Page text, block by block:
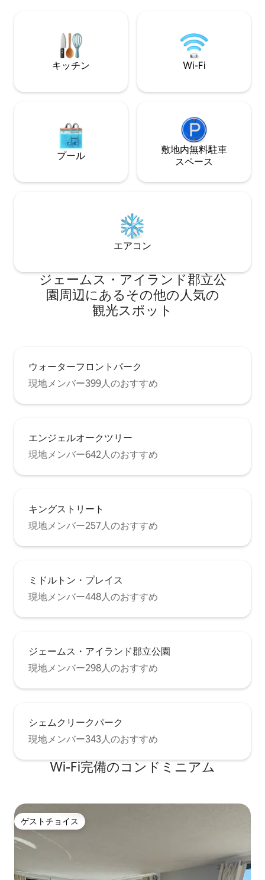
不自由な方、お友達グループに最適で
す。 #BNB-2023-02
約ください。 写
い。
キッチン Wi-Fi
プール
敷地内無料駐⁠車
ス⁠ペ⁠ー⁠ス
エアコン
ジェームス・アイランド郡立公
園⁠周⁠辺⁠に⁠あ⁠るそ⁠の⁠他⁠の人⁠気⁠の
観⁠光⁠ス⁠ポ⁠ッ⁠ト
ウォーターフロントパーク
現地メンバー399人のおすすめ
エンジェルオークツリー
現地メンバー642人のおすすめ
キングストリート
現地メンバー257人のおすすめ
ミドルトン・プレイス
現地メンバー448人のおすすめ
ジェームス・アイランド郡立公園
現地メンバー298人のおすすめ
シェムクリークパーク
現地メンバー343人のおすすめ
Wi-Fi完備のコンドミニアム
ゲストチョイス
ゲストチョイス